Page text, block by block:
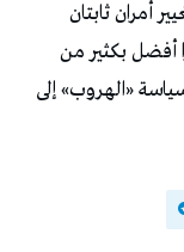
أمران ثابتان
أفضل بكثير من
«الهروب» إلى